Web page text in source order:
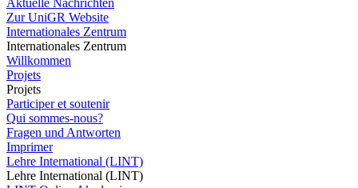
Aktuelle Nachrichten
Zur UniGR Website
Internationales Zentrum
Internationales Zentrum
Willkommen
Projets
Projets
Participer et soutenir
Qui sommes-nous?
Fragen und Antworten
Imprimer
Lehre International (LINT)
Lehre International (LINT)